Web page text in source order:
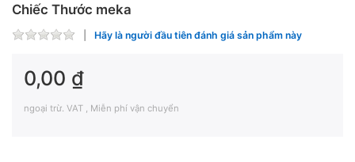
Chiếc Thước meka
Hãy là người đầu tiên đánh giá sản phẩm này
0,00 ₫
ngoại trừ. VAT , Miễn phí vận chuyển